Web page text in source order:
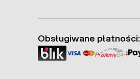
Obsługiwane płatności: